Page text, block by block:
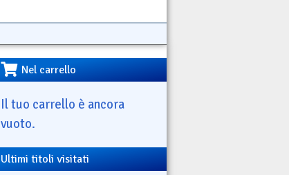
Nel carrello
Il tuo carrello è ancora
vuoto.
Ultimi titoli visitati